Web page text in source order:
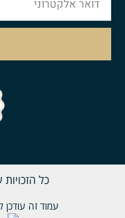
כל
עמוד זה עודכן